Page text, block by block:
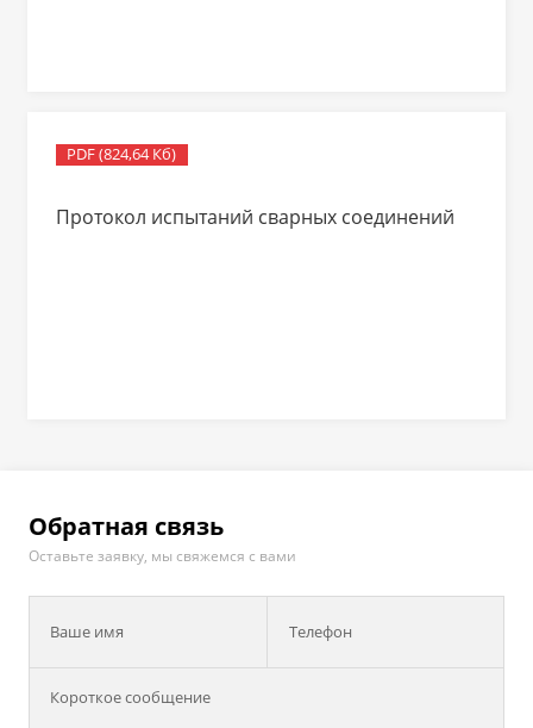
PDF (824,64 Кб)
Протокол испытаний сварных соединений
Обратная связь
Оставьте заявку, мы свяжемся с вами
Ваше имя Телефон